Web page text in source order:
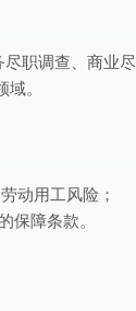
职调查、商业尽
。
动用工风险；
障条款。